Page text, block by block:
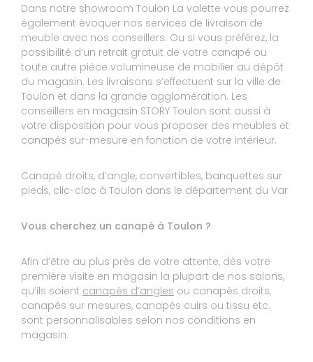
Expérience du 10/10/2022
Publié le 11/10/2022
Avis Guest Suite
10
10
Murielle
La table correspond tout à fait à celle sue j'ai
domicile.Prix un peu élevé mais correspond au
prix du marché pour des articles de qualité.
Satisfaite.
Réponse de STORY TOULON :
Bonjour, Nous vous remercions d'avoir pris le
souhaitons de profité agréablement de votre
table. Au plaisir de vous revoir dans notre
magasin STORY La Valette
Le 15/07/2022
Expérience du 04/07/2022
Publié le 05/07/2022
Dans notre showroom Toulon La valette vous pourrez
également évoquer nos services de livraison de
meuble avec nos conseillers. Ou si vous préférez, la
possibilité d’un retrait gratuit de votre canapé ou
toute autre pièce volumineuse de mobilier au dépôt
du magasin. Les livraisons s’effectuent sur la ville de
Toulon et dans la grande agglomération. Les
conseillers en magasin STORY Toulon sont aussi à
votre disposition pour vous proposer des meubles et
canapés sur-mesure en fonction de votre intérieur.
Canapé droits, d’angle, convertibles, banquettes sur
pieds, clic-clac à Toulon dans le département du Var
Vous cherchez un canapé à Toulon ?
Afin d’être au plus près de votre attente, dès votre
première visite en magasin la plupart de nos salons,
qu’ils soient canapés d’angles ou canapés droits,
canapés sur mesures, canapés cuirs ou tissu etc.
sont personnalisables selon nos conditions en
magasin.